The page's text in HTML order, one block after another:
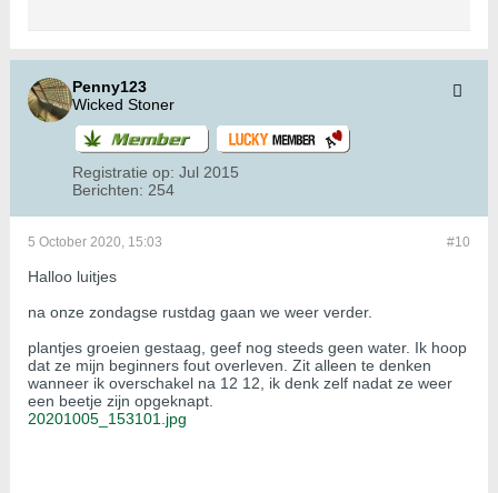
Penny123
Wicked Stoner
Registratie op: Jul 2015
Berichten: 254
#10
5 October 2020, 15:03
Halloo luitjes
na onze zondagse rustdag gaan we weer verder.
plantjes groeien gestaag, geef nog steeds geen water. Ik hoop
dat ze mijn beginners fout overleven. Zit alleen te denken
wanneer ik overschakel na 12 12, ik denk zelf nadat ze weer
een beetje zijn opgeknapt.
20201005_153101.jpg